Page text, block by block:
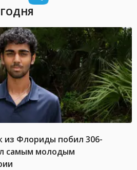
из Флориды побил 306-
самым молодым